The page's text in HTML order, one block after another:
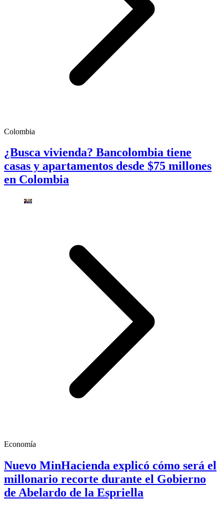
Colombia
¿Busca vivienda? Bancolombia tiene
casas y apartamentos desde $75 millones
en Colombia
Economía
Nuevo MinHacienda explicó cómo será el
millonario recorte durante el Gobierno
de Abelardo de la Espriella